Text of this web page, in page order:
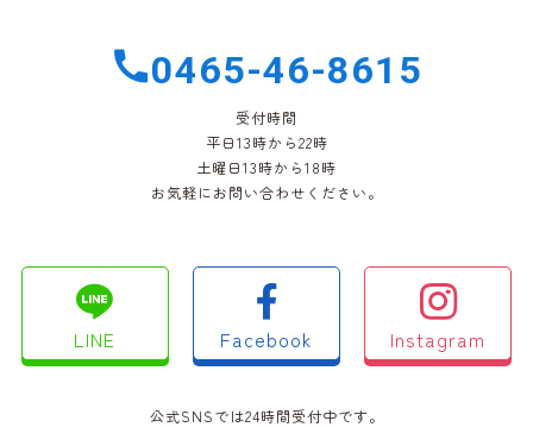
0465-46-8615
受付時間
平日13時から22時
土曜日13時から18時
お気軽にお問い合わせください。
LINE Facebook Instagram
公式SNSでは24時間受付中です。